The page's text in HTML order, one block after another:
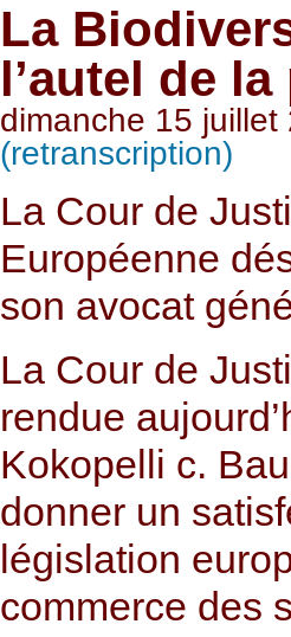
La
l’autel de
dimanche 15 juillet
(retranscription)
La Cour de
Européenne
son avocat
La Cour de
rendue
Kokopelli c.
donner un
législation
commerce des